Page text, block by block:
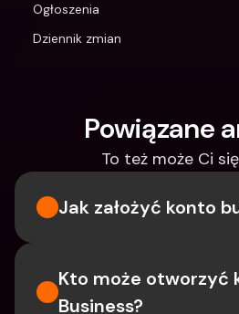
Ogłoszenia
Dziennik zmian
Powiązane
To też może Ci
Jak założyć konto
Kto może otworzyć
Business?